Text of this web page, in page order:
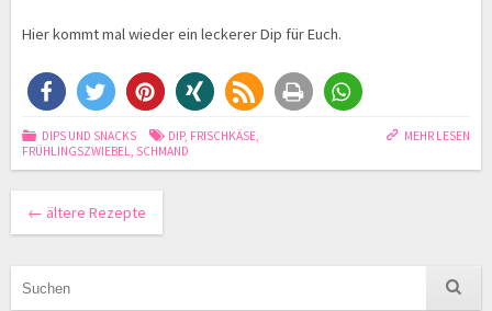
Hier kommt mal wieder ein leckerer Dip für Euch.
MEHR LESEN
DIPS UND SNACKS DIP, FRISCHKÄSE,
FRÜHLINGSZWIEBEL, SCHMAND
← ältere Rezepte